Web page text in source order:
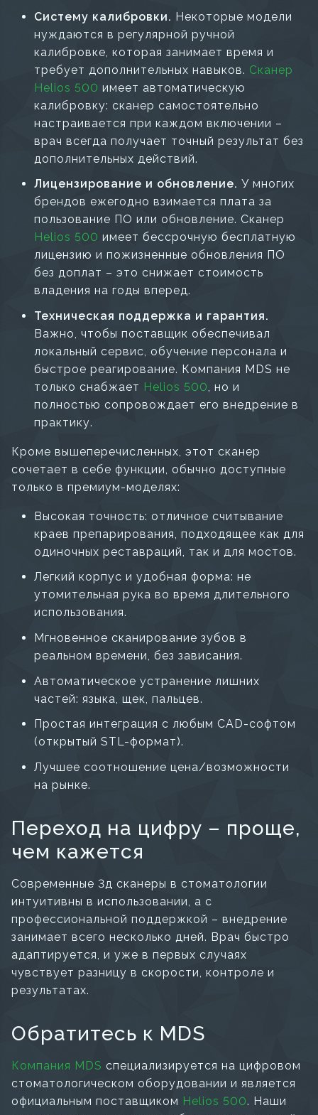
Систему калибровки. Некоторые модели
нуждаются в регулярной ручной
калибровке, которая занимает время и
требует дополнительных навыков. Сканер
Helios 500 имеет автоматическую
калибровку: сканер самостоятельно
настраивается при каждом включении –
врач всегда получает точный результат без
дополнительных действий.
Лицензирование и обновление. У многих
брендов ежегодно взимается плата за
пользование ПО или обновление. Сканер
Helios 500 имеет бессрочную бесплатную
лицензию и пожизненные обновления ПО
без доплат – это снижает стоимость
владения на годы вперед.
Техническая поддержка и гарантия.
Важно, чтобы поставщик обеспечивал
локальный сервис, обучение персонала и
быстрое реагирование. Компания MDS не
только снабжает Helios 500, но и
полностью сопровождает его внедрение в
практику.
Кроме вышеперечисленных, этот сканер
сочетает в себе функции, обычно доступные
только в премиум-моделях:
Высокая точность: отличное считывание
краев препарирования, подходящее как для
одиночных реставраций, так и для мостов.
Легкий корпус и удобная форма: не
утомительная рука во время длительного
использования.
Мгновенное сканирование зубов в
реальном времени, без зависания.
Автоматическое устранение лишних
частей: языка, щек, пальцев.
Простая интеграция с любым CAD-софтом
(открытый STL-формат).
Лучшее соотношение цена/возможности
на рынке.
Переход на цифру – проще,
чем кажется
Современные 3д сканеры в стоматологии
интуитивны в использовании, а с
профессиональной поддержкой – внедрение
занимает всего несколько дней. Врач быстро
адаптируется, и уже в первых случаях
чувствует разницу в скорости, контроле и
результатах.
Обратитесь к MDS
Компания MDS специализируется на цифровом
стоматологическом оборудовании и является
официальным поставщиком Helios 500. Наши